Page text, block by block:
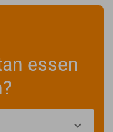
essen